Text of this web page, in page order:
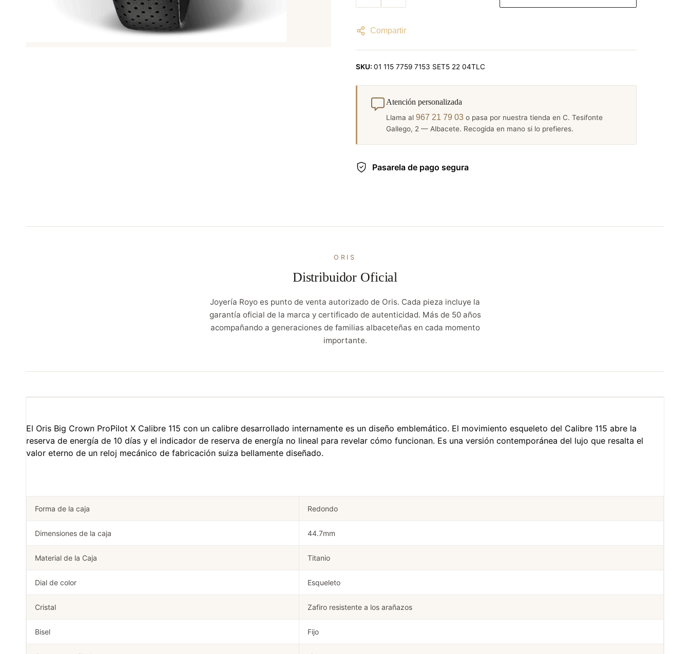
Compartir
SKU: 01 115 7759 7153 SET5 22 04TLC
Atención personalizada
Llama al 967 21 79 03 o pasa por nuestra tienda en C. Tesifonte
Gallego, 2 — Albacete. Recogida en mano si lo prefieres.
Pasarela de pago segura
ORIS
Distribuidor Oficial
Joyería Royo es punto de venta autorizado de Oris. Cada pieza incluye la
garantía oficial de la marca y certificado de autenticidad. Más de 50 años
acompañando a generaciones de familias albaceteñas en cada momento
importante.
El Oris Big Crown ProPilot X Calibre 115 con un calibre desarrollado internamente es un diseño emblemático. El movimiento esqueleto del Calibre 115 abre la
reserva de energía de 10 días y el indicador de reserva de energía no lineal para revelar cómo funcionan. Es una versión contemporánea del lujo que resalta el
valor eterno de un reloj mecánico de fabricación suiza bellamente diseñado.
Forma de la caja Redondo
Dimensiones de la caja 44.7mm
Material de la Caja Titanio
Dial de color Esqueleto
Cristal Zafiro resistente a los arañazos
Bisel Fijo